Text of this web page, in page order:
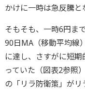
かけに一時は急反騰と
そもそも、一時6円ま
90日MA（移動平均線
に達し、さすがに短
っていた（図表2参照
の「リラ防衛策」が